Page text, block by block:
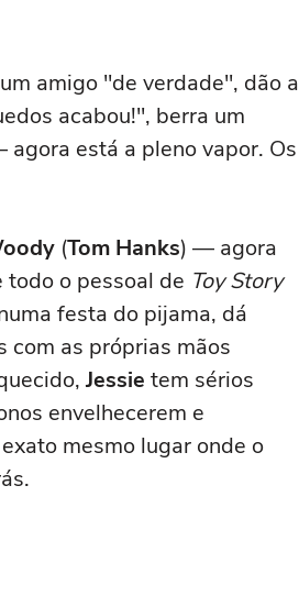
amigo "de verdade", dão a
acabou!", berra um
está a pleno vapor. Os
(Tom Hanks) — agora
todo o pessoal de Toy Story
festa do pijama, dá
com as próprias mãos
Jessie tem sérios
envelhecerem e
mesmo lugar onde o